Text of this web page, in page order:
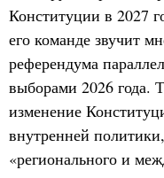
Конституции в 2027
его команде звучит
референдума
выборами 2026 года.
изменение
внутренней
«регионального и